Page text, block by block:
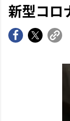
新型コロ